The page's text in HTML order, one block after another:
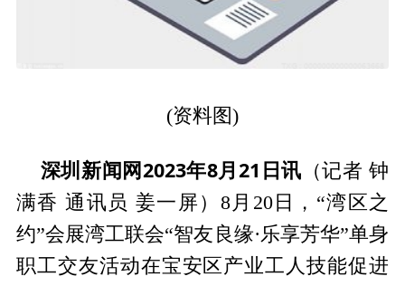
(资料图)
深圳新闻网2023年8月21日讯 （记者 钟
满香 通讯员 姜一屏）8月20日，“湾区之
约”会展湾工联会“智友良缘·乐享芳华”单身
职工交友活动在宝安区产业工人技能促进